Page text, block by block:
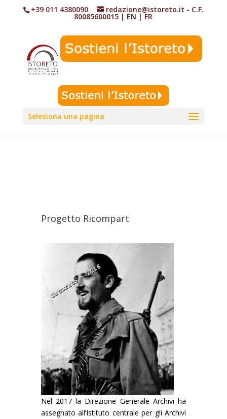
+39 011 4380090 redazione@istoreto.it - C.F.
80085600015 | EN |FR
Seleziona una pagina
Progetto Ricompart
Nel 2017 la Direzione Generale Archivi ha
assegnato all’Istituto centrale per gli Archivi